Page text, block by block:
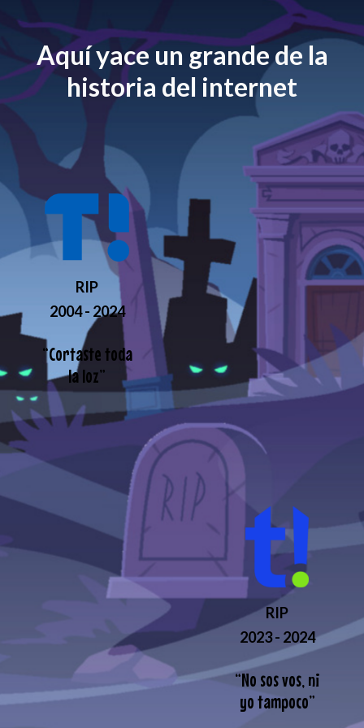
Aquí yace un grande de la
historia del internet
RIP
2004 - 2024
“Cortaste toda
la loz”
RIP
2023 - 2024
“No sos vos, ni
yo tampoco”